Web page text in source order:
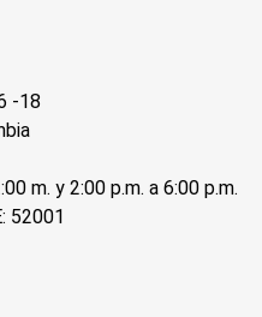
-18
m. y 2:00 p.m. a 6:00 p.m.
52001